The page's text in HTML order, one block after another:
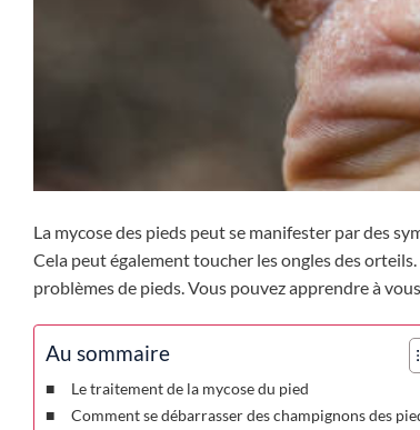
La mycose des pieds peut se manifester par des
Cela peut également toucher les ongles des
problèmes de pieds. Vous pouvez apprendre à
Au sommaire
Le traitement de la mycose du pied
Comment se débarrasser des champignons des